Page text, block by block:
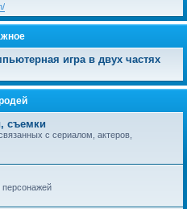
игра в двух частях
съемки
с сериалом, актеров,